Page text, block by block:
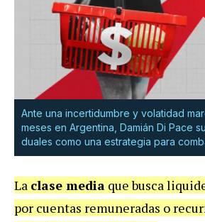
Ante una incertidumbre y volatidad
meses en Argentina, Damián Di Pace
duales como una estrategia para
La clase media que busca
por cuentas remuneradas o